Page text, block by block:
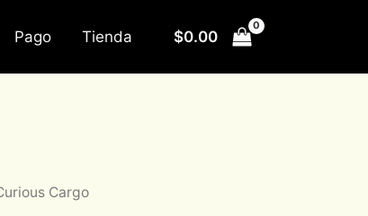
Pago Tienda $0.00
Cargo